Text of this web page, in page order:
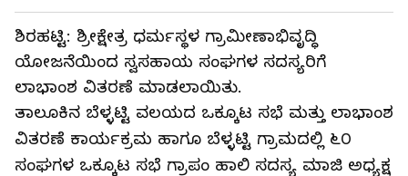
ಶಿರಹಟ್ಟಿ: ಶ್ರೀಕ್ಷೇತ್ರ ಧರ್ಮಸ್ಥಳ ಗ್ರಾಮೀಣಾಭಿವೃದ್ಧಿ
ಯೋಜನೆಯಿಂದ ಸ್ವಸಹಾಯ ಸಂಘಗಳ ಸದಸ್ಯರಿಗೆ
ಲಾಭಾಂಶ ವಿತರಣೆ ಮಾಡಲಾಯಿತು.
ತಾಲೂಕಿನ ಬೆಳ್ಳಟ್ಟಿ ವಲಯದ ಒಕ್ಕೂಟ ಸಭೆ ಮತ್ತು ಲಾಭಾಂಶ
ವಿತರಣೆ ಕಾರ್ಯಕ್ರಮ ಹಾಗೂ ಬೆಳ್ಳಟ್ಟಿ ಗ್ರಾಮದಲ್ಲಿ ೬೦
ಸಂಘಗಳ ಒಕ್ಕೂಟ ಸಭೆ ಗ್ರಾಪಂ ಹಾಲಿ ಸದಸ್ಯ ಮಾಜಿ ಅಧ್ಯಕ್ಷ